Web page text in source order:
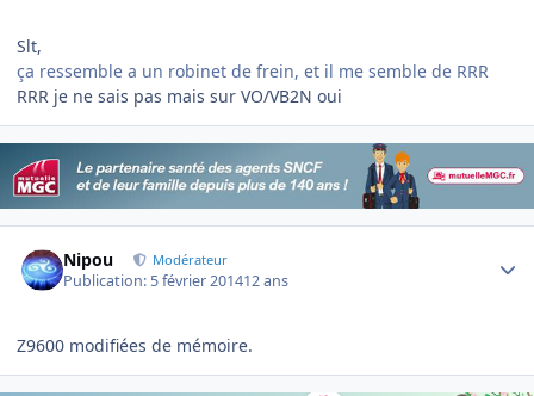
Slt,
ça ressemble a un robinet de frein, et il me semble de RRR
RRR je ne sais pas mais sur VO/VB2N oui
Nipou Modérateur
Publication: 5 février 201412 ans
Z9600 modifiées de mémoire.